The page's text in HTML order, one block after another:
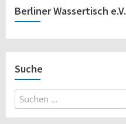
Berliner Wassertisch e.V.
Suche
Suchen
nach: